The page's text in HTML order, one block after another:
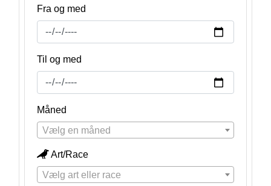
Fra og med
Til og med
Måned
Vælg en måned
Art/Race
Vælg art eller race